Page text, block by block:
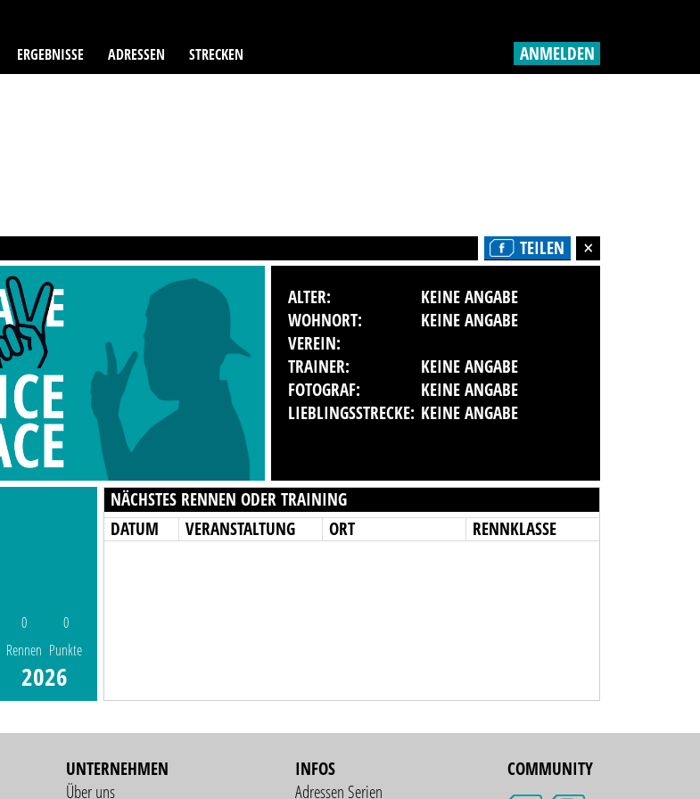
ERGEBNISSE ADRESSEN STRECKEN ANMELDEN
TEILEN
ALTER:
KEINE ANGABE
WOHNORT:
KEINE ANGABE
VEREIN:
TRAINER:
KEINE ANGABE
FOTOGRAF:
KEINE ANGABE
LIEBLINGSSTRECKE: KEINE ANGABE
0
Rennen
0
Punkte
2026
NÄCHSTES RENNEN ODER TRAINING
DATUM
VERANSTALTUNG ORT RENNKLASSE
UNTERNEHMEN
Über uns
INFOS
Adressen Serien
COMMUNITY